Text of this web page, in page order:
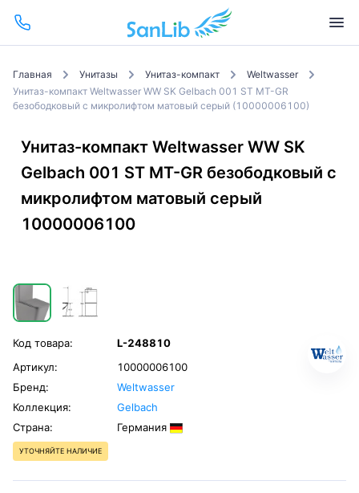
Главная Унитазы Унитаз-компакт
Weltwasser
Унитаз-компакт Weltwasser WW SK Gelbach 001 ST MT-GR
безободковый с микролифтом матовый серый (10000006100)
Унитаз-компакт Weltwasser WW SK
Gelbach 001 ST MT-GR безободковый с
микролифтом матовый серый
10000006100
Код товара:
L-248810
Артикул:
10000006100
Бренд:
Weltwasser
Коллекция:
Gelbach
Страна:
Германия
УТОЧНЯЙТЕ НАЛИЧИЕ